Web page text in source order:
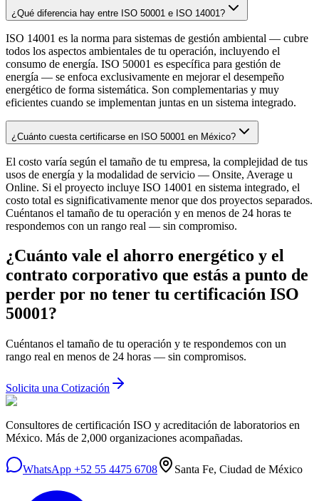
¿Qué diferencia hay entre ISO 50001 e ISO 14001?
ISO 14001 es la norma para sistemas de gestión ambiental — cubre
todos los aspectos ambientales de tu operación, incluyendo el
consumo de energía. ISO 50001 es específica para gestión de
energía — se enfoca exclusivamente en mejorar el desempeño
energético de forma sistemática. Son complementarias y muy
eficientes cuando se implementan juntas en un sistema integrado.
¿Cuánto cuesta certificarse en ISO 50001 en México?
El costo varía según el tamaño de tu empresa, la complejidad de tus
usos de energía y la modalidad de servicio — Onsite, Average u
Online. Si el proyecto incluye ISO 14001 en sistema integrado, el
costo total es significativamente menor que dos proyectos separados.
Cuéntanos el tamaño de tu operación y en menos de 24 horas te
respondemos con un rango real — sin compromiso.
¿Cuánto vale el ahorro energético y el
contrato corporativo que estás a punto de
perder por no tener tu certificación ISO
50001?
Cuéntanos el tamaño de tu operación y te respondemos con un
rango real en menos de 24 horas — sin compromisos.
Solicita una Cotización
Consultores de certificación ISO y acreditación de laboratorios en
México. Más de 2,000 organizaciones acompañadas.
WhatsApp +52 55 4475 6708 Santa Fe, Ciudad de México